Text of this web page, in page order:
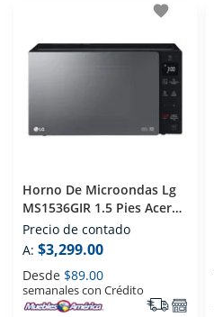
favorite
Horno De Microondas Lg
MS1536GIR 1.5 Pies Acero
Inoxidable
Precio de contado
A: $3,299.00
Desde $89.00
semanales con Crédito